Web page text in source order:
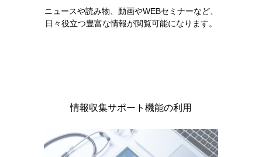
本コンテンツでは、骨折の危険性の高い骨粗鬆症患者
の臨床像の1つである、「2年以内の椎体/大腿骨近位
ニュースや読み物、動画やWEBセミナーなど、
日々役立つ豊富な情報が閲覧可能になります。
情報収集サポート機能の利用